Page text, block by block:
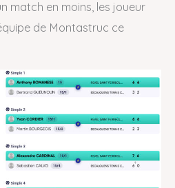
match en moins, les joueur
de Montastruc ce